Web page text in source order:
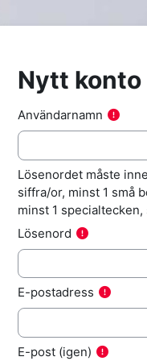
Nytt konto
Användarnamn
Lösenordet måste
siffra/or, minst 1 små
minst 1
Lösenord
E-postadress
E-post (igen)